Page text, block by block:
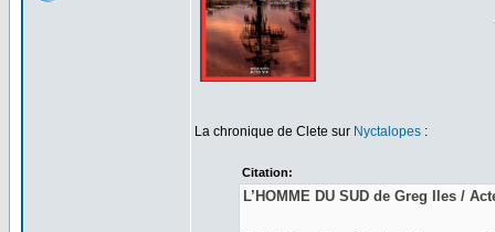
La chronique de Clete sur Nyctalopes :
Citation:
L’HOMME DU SUD de Greg Iles /